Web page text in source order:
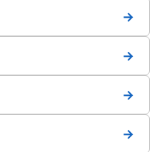
→
→
→
→